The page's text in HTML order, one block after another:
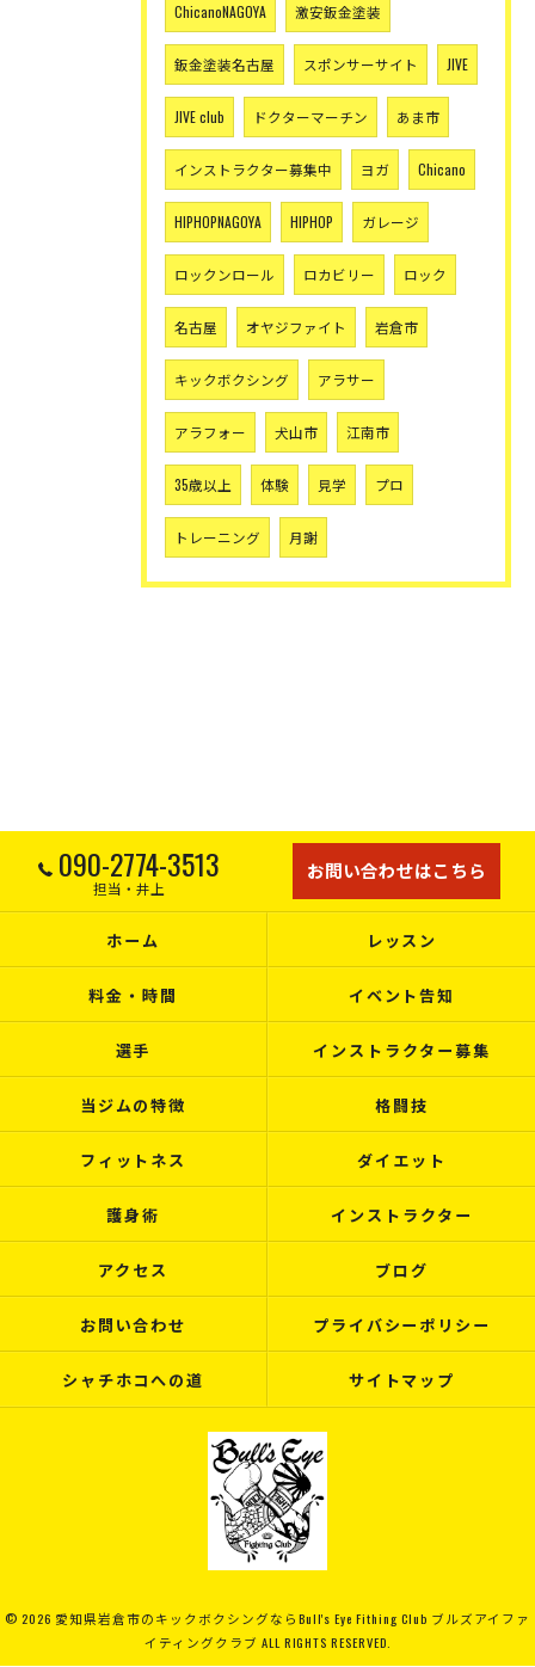
ChicanoNAGOYA 激安鈑金塗装
鈑金塗装名古屋 スポンサーサイト JIVE
JIVE club ドクターマーチン あま市
インストラクター募集中 ヨガ Chicano
HIPHOPNAGOYA HIPHOP ガレージ
ロックンロール ロカビリー ロック
名古屋 オヤジファイト 岩倉市
キックボクシング アラサー
アラフォー 犬山市 江南市
35歳以上 体験 見学 プロ
トレーニング 月謝
090-2774-3513
担当・井上
お問い合わせはこちら
ホーム レッスン
料金・時間 イベント告知
選手 インストラクター募集
当ジムの特徴 格闘技
フィットネス ダイエット
護身術 インストラクター
アクセス ブログ
お問い合わせ プライバシーポリシー
シャチホコへの道 サイトマップ
© 2026 愛知県岩倉市のキックボクシングならBull's Eye Fithing Club ブルズアイファ
イティングクラブ ALL RIGHTS RESERVED.